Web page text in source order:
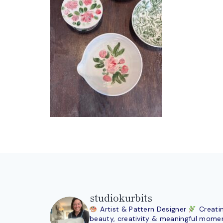
studiokurbits
Artist & Pattern Designer
beauty, creativity & meaningful